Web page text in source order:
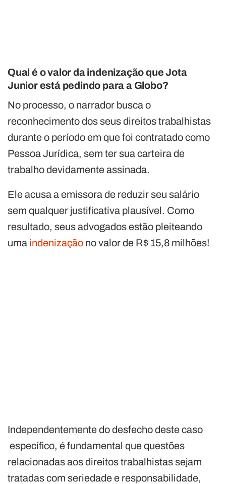
Qual é o valor da indenização que Jota
Junior está pedindo para a Globo?
No processo, o narrador busca o
reconhecimento dos seus direitos trabalhistas
durante o período em que foi contratado como
Pessoa Jurídica, sem ter sua carteira de
trabalho devidamente assinada.
Ele acusa a emissora de reduzir seu salário
sem qualquer justificativa plausível. Como
resultado, seus advogados estão pleiteando
uma indenização no valor de R$ 15,8 milhões!
Independentemente do desfecho deste caso
específico, é fundamental que questões
relacionadas aos direitos trabalhistas sejam
tratadas com seriedade e responsabilidade,